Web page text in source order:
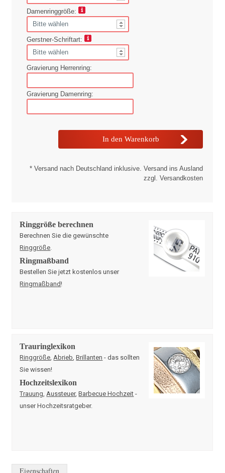
Damenringgröße:
Gerstner-Schriftart:
Gravierung Herrenring:
Gravierung Damenring:
* Versand nach Deutschland inklusive. Versand ins Ausland
zzgl. Versandkosten
Ringgröße berechnen
Berechnen Sie die gewünschte
Ringgröße
Ringmaßband
Bestellen Sie jetzt kostenlos unser
Ringmaßband!
Trauringlexikon
Ringgröße Abrieb ,Brillanten - das sollten
Sie wissen!
Hochzeitslexikon
Trauung Aussteuer,Barbecue Hochzeit -
unser Hochzeitsratgeber.
Eigenschaften